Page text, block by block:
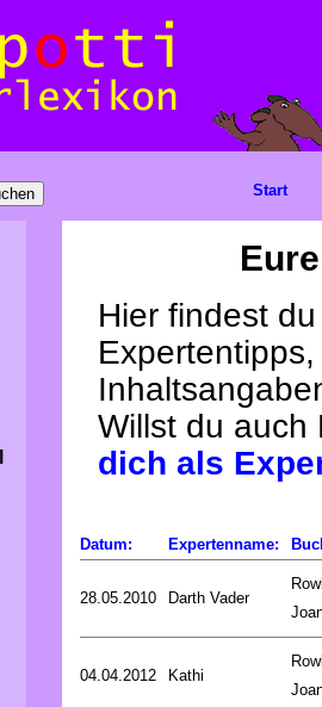
Hier findest
Willst du
dich als
Datum: Expertenname:
28.05.2010 Darth Vader
04.04.2012 Kathi
Start